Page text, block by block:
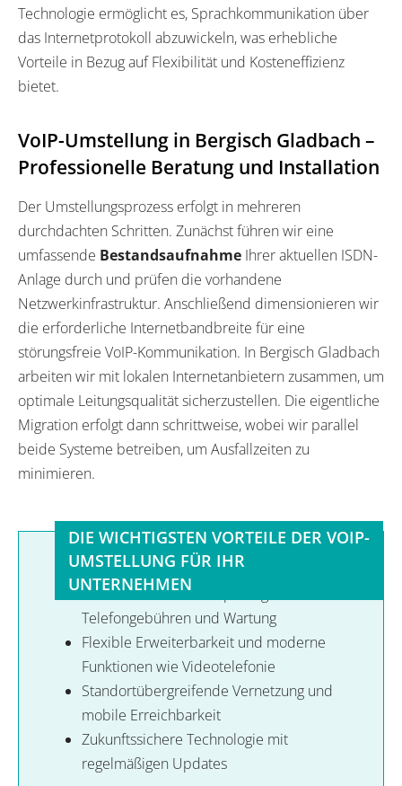
Technologie ermöglicht es, Sprachkommunikation über
das Internetprotokoll abzuwickeln, was erhebliche
Vorteile in Bezug auf Flexibilität und Kosteneffizienz
bietet.
VoIP-Umstellung in Bergisch Gladbach –
Professionelle Beratung und Installation
Der Umstellungsprozess erfolgt in mehreren
durchdachten Schritten. Zunächst führen wir eine
umfassende Bestandsaufnahme Ihrer aktuellen ISDN-
Anlage durch und prüfen die vorhandene
Netzwerkinfrastruktur. Anschließend dimensionieren wir
die erforderliche Internetbandbreite für eine
störungsfreie VoIP-Kommunikation. In Bergisch Gladbach
arbeiten wir mit lokalen Internetanbietern zusammen, um
optimale Leitungsqualität sicherzustellen. Die eigentliche
Migration erfolgt dann schrittweise, wobei wir parallel
beide Systeme betreiben, um Ausfallzeiten zu
minimieren.
DIE WICHTIGSTEN VORTEILE DER VOIP-
UMSTELLUNG FÜR IHR
UNTERNEHMEN
Erhebliche Kosteneinsparungen bei
Telefongebühren und Wartung
Flexible Erweiterbarkeit und moderne
Funktionen wie Videotelefonie
Standortübergreifende Vernetzung und
mobile Erreichbarkeit
Zukunftssichere Technologie mit
regelmäßigen Updates